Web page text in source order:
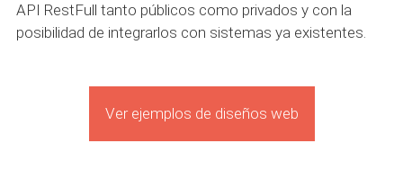
API RestFull tanto públicos como privados y con la
posibilidad de integrarlos con sistemas ya existentes.
Ver ejemplos de diseños web